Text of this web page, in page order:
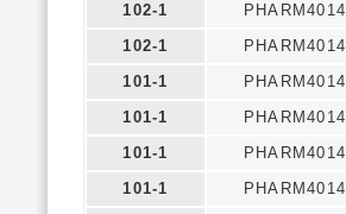
102-1
PHARM4014
102-1
PHARM4014
101-1
PHARM4014
101-1
PHARM4014
101-1
PHARM4014
101-1
PHARM4014